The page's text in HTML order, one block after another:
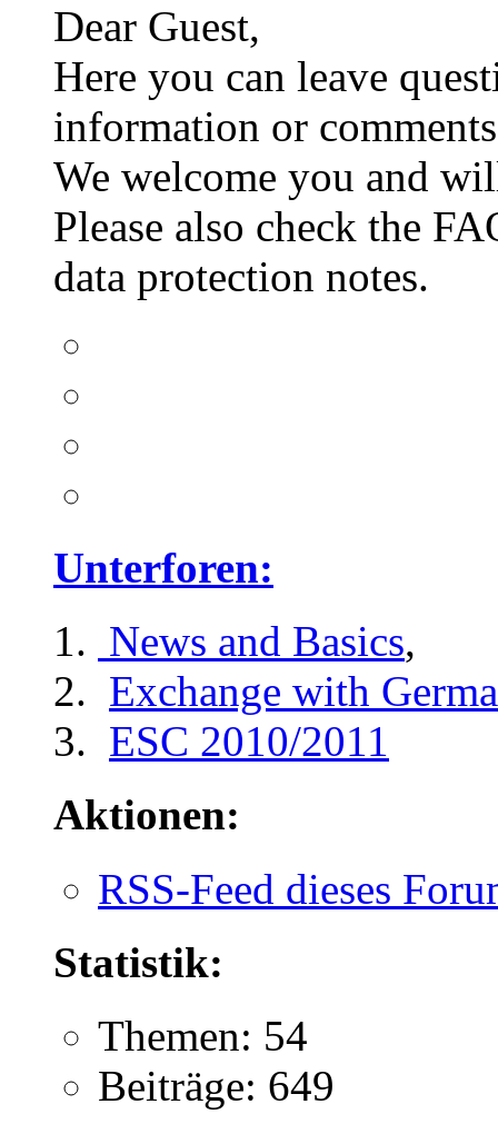
Dear Guest,
Here you can leave
information or
We welcome you and
Please also check the
data protection notes.
Unterforen:
News and Basics,
Exchange with
ESC 2010/2011
Aktionen:
RSS-Feed dieses
Statistik:
Themen: 54
Beiträge: 649